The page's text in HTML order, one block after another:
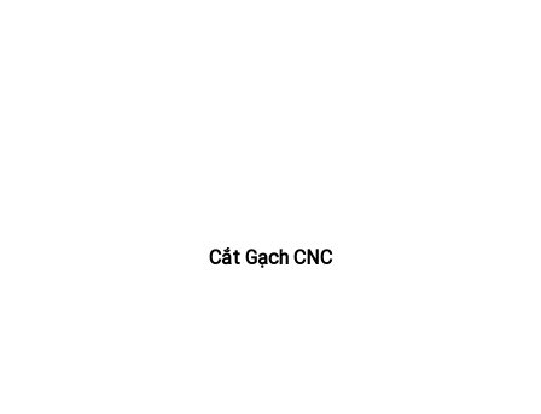
Cắt Gạch CNC